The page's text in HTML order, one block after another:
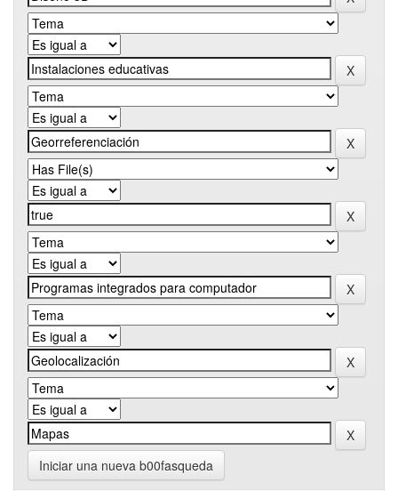
Iniciar una nueva b00fasqueda